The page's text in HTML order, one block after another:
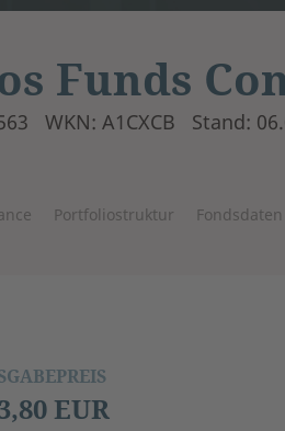
Funds
WKN: A1CXCB Stand:
Portfoliostruktur Fondsdaten
EUR